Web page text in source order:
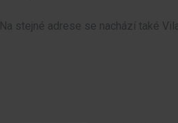
Na stejné adrese se nachází také